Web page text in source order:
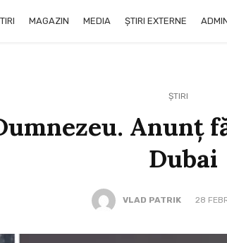
MAGAZIN MEDIA ȘTIRI EXTERNE
ȘTIRI
Anunț
Dubai
VLAD PATRIK 28